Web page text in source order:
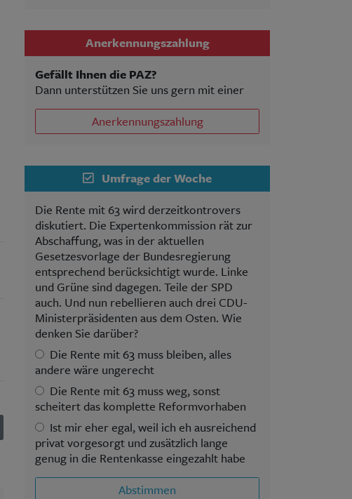
Anerkennungszahlung
Gefällt Ihnen die PAZ?
Dann unterstützen Sie uns gern mit einer
Anerkennungszahlung
Umfrage der Woche
Die Rente mit 63 wird derzeitkontrovers
diskutiert. Die Expertenkommission rät zur
Abschaffung, was in der aktuellen
Gesetzesvorlage der Bundesregierung
entsprechend berücksichtigt wurde. Linke
und Grüne sind dagegen. Teile der SPD
auch. Und nun rebellieren auch drei CDU-
Ministerpräsidenten aus dem Osten. Wie
denken Sie darüber?
Die Rente mit 63 muss bleiben, alles
andere wäre ungerecht
Die Rente mit 63 muss weg, sonst
scheitert das komplette Reformvorhaben
Ist mir eher egal, weil ich eh ausreichend
privat vorgesorgt und zusätzlich lange
genug in die Rentenkasse eingezahlt habe
Abstimmen